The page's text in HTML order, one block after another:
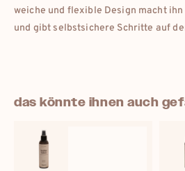
weiche und flexible Design macht
und gibt selbstsichere Schritte auf
das könnte ihnen auch